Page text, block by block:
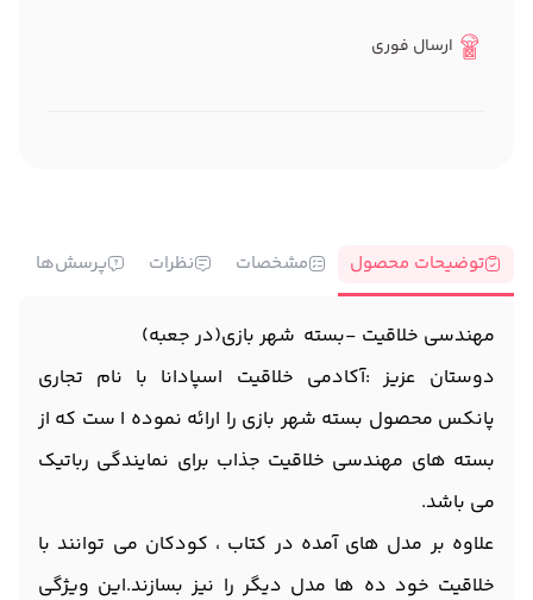
ارسال فوری
توضیحات محصول مشخصات نظرات پرسش‌ها
مهندسی خلاقیت -بسته شهر بازی(در جعبه)
دوستان عزیز :آکادمی خلاقیت اسپادانا با نام تجاری
پانکس محصول بسته شهر بازی را ارائه نموده ا ست که از
بسته های مهندسی خلاقیت جذاب برای نمایندگی رباتیک
می باشد.
علاوه بر مدل های آمده در کتاب ، کودکان می توانند با
خلاقیت خود ده ها مدل دیگر را نیز بسازند.این ویژگی